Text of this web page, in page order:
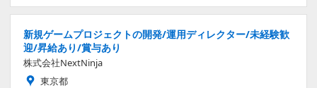
新規ゲームプロジェクトの開発/運用ディレクター/未経験歓
迎/昇給あり/賞与あり
株式会社NextNinja
東京都